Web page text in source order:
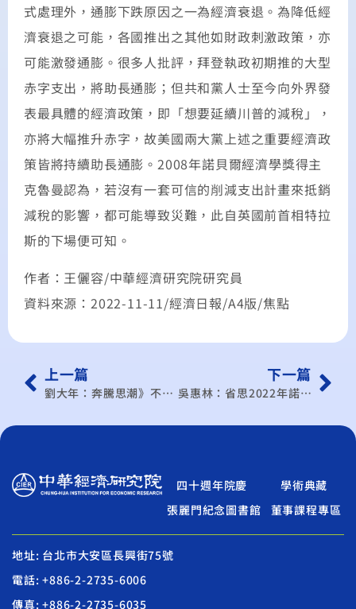
式處理外，通膨下跌原因之一為經濟衰退。為降低經
濟衰退之可能，各國推出之其他如財政刺激政策，亦
可能激發通膨。很多人批評，拜登執政初期推的大型
赤字支出，將助長通膨；但共和黨人士至今向外界發
表最具體的經濟政策，即「想要延續川普的減稅」，
亦將大幅推升赤字，故美國兩大黨上述之重要經濟政
策皆將持續助長通膨。2008年諾貝爾經濟學獎得主
克魯曼認為，若沒有一套可信的削減支出計畫來抵銷
減稅的影響，都可能導致災難，此自英國前首相特拉
斯的下場便可知。
作者：王儷容/中華經濟研究院研究員
資料來源：2022-11-11/經濟日報/A4版/焦點
上一篇
劉大年：奔騰思潮》不容輕忽的RCEP效應
下一篇
吳惠林：省思2022年諾貝爾經濟學獎
四十週年院慶
學術典藏
張麗門紀念圖書館
董事課程專區
地址: 台北市大安區長興街75號
電話: +886-2-2735-6006
傳真: +886-2-2735-6035